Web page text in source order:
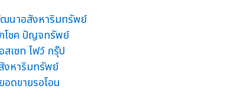
นาอสังหาริมทรัพย์
โชค ปัญจทรัพย์
สเซท ไฟว์ กรุ๊ป
งหาริมทรัพย์
อดขายรอโอน